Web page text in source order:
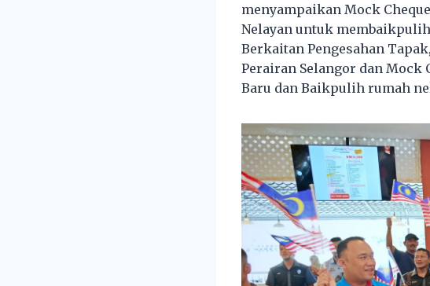
menyampaikan Mock
Nelayan untuk
Berkaitan Pengesahan
Perairan Selangor dan Mock
Baru dan Baikpulih rumah